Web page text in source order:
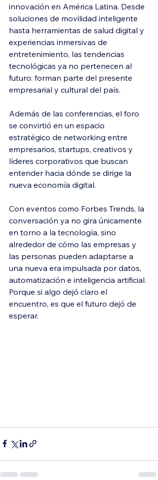
innovación en América Latina. Desde
soluciones de movilidad inteligente
hasta herramientas de salud digital y
experiencias inmersivas de
entretenimiento, las tendencias
tecnológicas ya no pertenecen al
futuro: forman parte del presente
empresarial y cultural del país.
Además de las conferencias, el foro
se convirtió en un espacio
estratégico de networking entre
empresarios, startups, creativos y
líderes corporativos que buscan
entender hacia dónde se dirige la
nueva economía digital.
Con eventos como Forbes Trends, la
conversación ya no gira únicamente
en torno a la tecnología, sino
alrededor de cómo las empresas y
las personas pueden adaptarse a
una nueva era impulsada por datos,
automatización e inteligencia artificial.
Porque si algo dejó claro el
encuentro, es que el futuro dejó de
esperar.